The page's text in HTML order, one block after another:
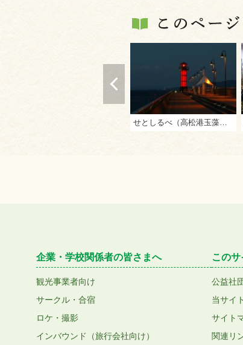
企業・学校関係者の皆さまへ
観光事業者向け
サークル・合宿
ロケ・撮影
インバウンド（旅行会社向け）
この
公益社
当サイ
サイト
関連リ